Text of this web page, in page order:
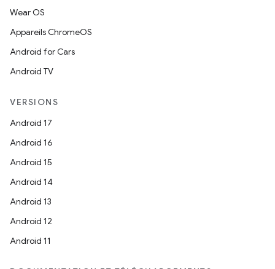
Wear OS
Appareils ChromeOS
Android for Cars
Android TV
VERSIONS
Android 17
Android 16
Android 15
Android 14
Android 13
Android 12
Android 11